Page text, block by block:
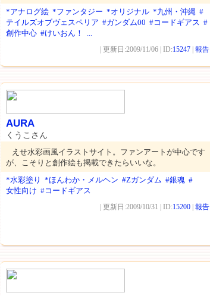
*アナログ絵 *ファンタジー *オリジナル *九州・沖縄 #
テイルズオブヴェスペリア #ガンダム00 #コードギアス #
創作中心 #けいおん！ ...
| 更新日:2009/11/06 | ID:15247 報告
AURA
くうこさん
えせ水彩画風イラストサイト。ファンアートが中心です
が、こそりと創作絵も掲載できたらいいな。
*水彩塗り *ほんわか・メルヘン #Zガンダム #銀魂 #
女性向け #コードギアス
| 更新日:2009/10/31 | ID:15200 報告